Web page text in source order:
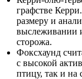
графстве
размеру и
выслеживании
сторожа.
Фоксхаунд
с высокой
птицу, так и